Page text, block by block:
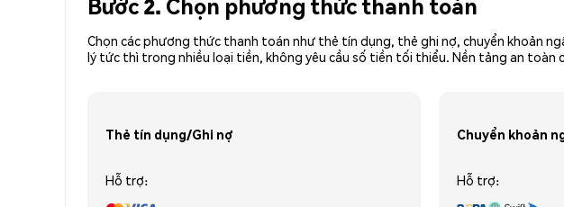
Chọn các phương thức thanh toán như thẻ tín dụng, thẻ ghi nợ, chuyển khoản
lý tức thì trong nhiều loại tiền, không yêu cầu số tiền tối thiểu. Nền tảng an toàn
Thẻ tín dụng/Ghi nợ
Hỗ trợ:
Chuyển khoản
Hỗ trợ: